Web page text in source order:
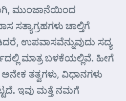
ಮುಂಜಾನೆಯಿಂದ
ಚಾಲ್ತಿಗೆ
ಉಪವಾಸವೆನ್ನುವುದು ಸದ್ಯ
ಮಾತ್ರ ಬಳಕೆಯಲ್ಲಿವೆ. ಹೀಗೆ
ತತ್ವಗಳು, ವಿಧಾನಗಳು
ಇವು ಮತ್ತೆ ನಮಗೆ